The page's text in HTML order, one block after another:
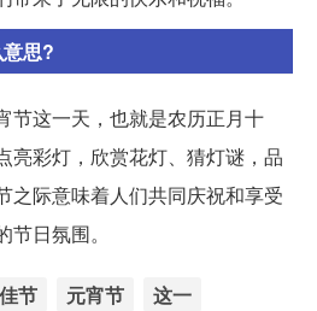
思?
节这一天，也就是农历正月十
亮彩灯，欣赏花灯、猜灯谜，品
之际意味着人们共同庆祝和享受
日氛围。
佳节 元宵节 这一